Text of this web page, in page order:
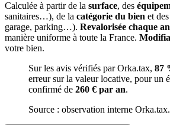
Calculée à partir de la surface, des
sanitaires…), de la catégorie du bien et des
garage, parking…). Revalorisée chaque
manière uniforme à toute la France.
votre bien.
Sur les avis vérifiés par Orka.tax, 87
erreur sur la valeur locative, pour un
confirmé de 260 € par an.
Source : observation interne Orka.tax.